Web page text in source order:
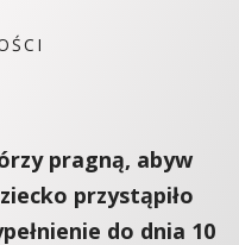
pragną, abyw
przystąpiło
do dnia 10